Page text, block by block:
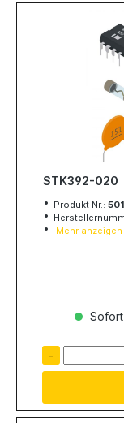
STK392-020
Produkt Nr.:
Mehr anzeigen
-